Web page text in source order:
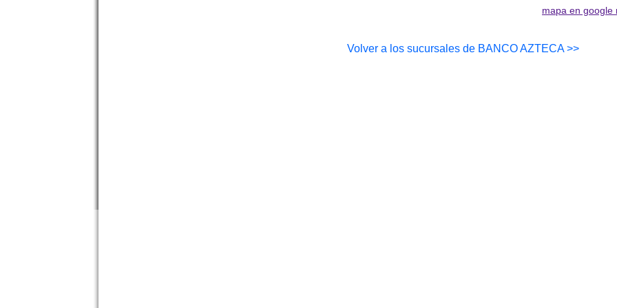
mapa en google
Volver a los sucursales de BANCO AZTECA >>